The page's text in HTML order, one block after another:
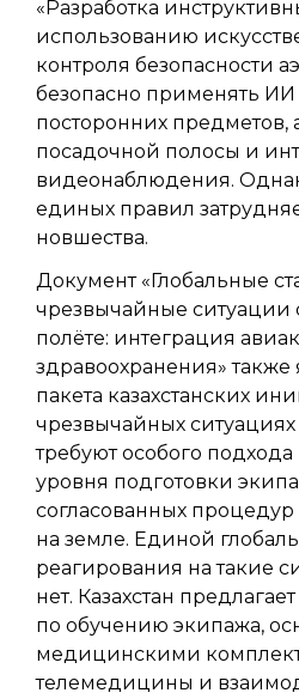
«Разработка
использованию
контроля безопасности
безопасно применять
посторонних предметов,
посадочной полосы и
видеонаблюдения.
единых правил
новшества.
Документ «Глобальные
чрезвычайные ситуации
полёте: интеграция
здравоохранения»
пакета казахстанских
чрезвычайных ситуациях
требуют особого
уровня подготовки
согласованных
на земле. Единой
реагирования на такие
нет. Казахстан
по обучению экипажа,
медицинскими
телемедицины и